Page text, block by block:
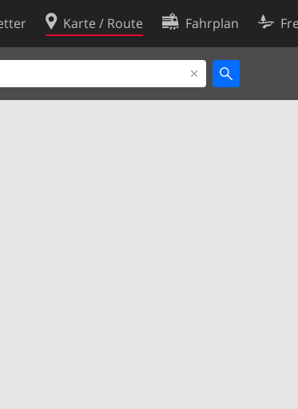
Karte / Route Fahrplan
Cookie-Richtlinie
Cookie-